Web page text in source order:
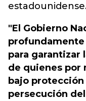
"El Gobierno
profundamente
para garantizar
de quienes por
bajo
persecución